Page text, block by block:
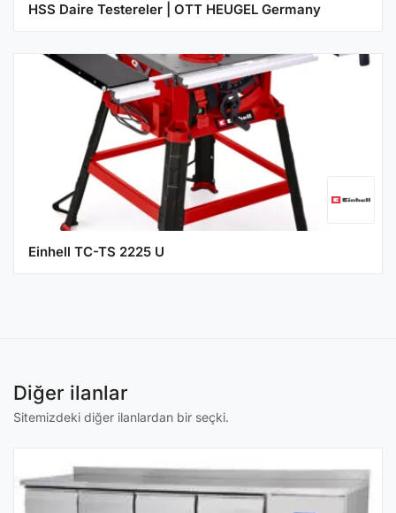
HSS Daire Testereler | OTT HEUGEL Germany
Einhell TC-TS 2225 U
Diğer ilanlar
Sitemizdeki diğer ilanlardan bir seçki.